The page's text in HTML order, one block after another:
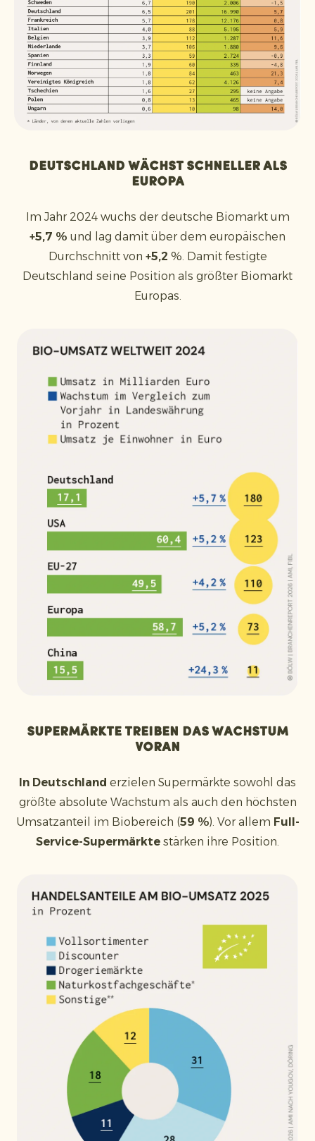
Deutschland wächst schneller als
Europa
Im Jahr 2024 wuchs der deutsche Biomarkt um
+5,7 % und lag damit über dem europäischen
Durchschnitt von +5,2 %. Damit festigte
Deutschland seine Position als größter Biomarkt
Europas.
Supermärkte treiben das Wachstum
voran
In Deutschland erzielen Supermärkte sowohl das
größte absolute Wachstum als auch den höchsten
Umsatzanteil im Biobereich (59 %). Vor allem Full-
Service-Supermärkte stärken ihre Position.